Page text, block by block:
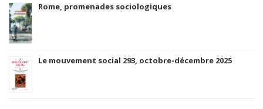
Rome, promenades sociologiques
Le mouvement social 293, octobre-décembre 2025